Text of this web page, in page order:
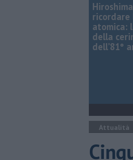
ricordare
atomica:
della
dell’81°
Attualità